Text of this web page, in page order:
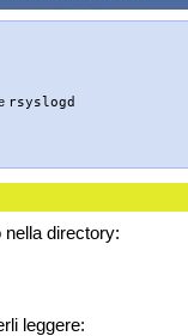
rsyslogd
nella directory:
leggere: